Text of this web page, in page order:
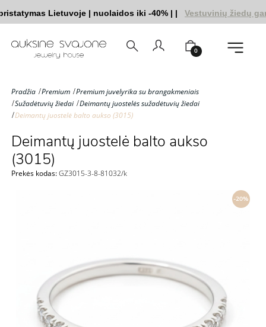
Lietuvoje| nuolaidos iki -40%| | Vestuvinių žiedų
0
Pradžia Premium
Premium juvelyrika su brangakmeniais
Sužadėtuvių žiedai
Deimantų juostelės sužadėtuvių žiedai
Deimantų juostelė balto aukso (3015)
Deimantų juostelė balto aukso
(3015)
Prekės kodas:GZ3015-3-8-81032/k
-20%